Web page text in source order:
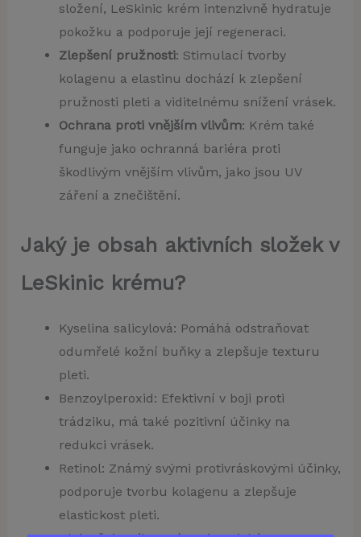
složení, LeSkinic krém intenzivně hydratuje
pokožku a podporuje její regeneraci.
Zlepšení pružnosti: Stimulací tvorby
kolagenu a elastinu dochází k zlepšení
pružnosti pleti a viditelnému snížení vrásek.
Ochrana proti vnějším vlivům: Krém také
funguje jako ochranná bariéra proti
škodlivým vnějším vlivům, jako jsou UV
záření a znečištění.
Jaký je obsah aktivních složek v
LeSkinic krému?
Kyselina salicylová: Pomáhá odstraňovat
odumřelé kožní buňky a zlepšuje texturu
pleti.
Benzoylperoxid: Efektivní v boji proti
trádziku, má také pozitivní účinky na
redukci vrásek.
Retinol: Známý svými protivráskovými účinky,
podporuje tvorbu kolagenu a zlepšuje
elastickost pleti.